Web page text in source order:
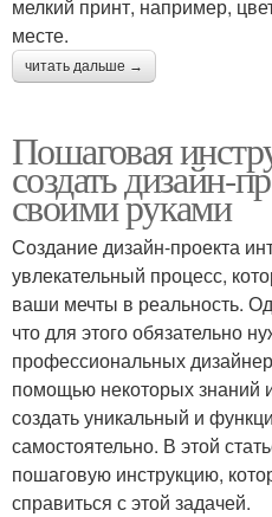
мелкий принт, например,
месте.
читать дальше →
Пошаговая
создать дизайн-
своими руками
Создание дизайн-проекта
увлекательный процесс,
ваши мечты в реальность.
что для этого обязательно
профессиональных
помощью некоторых знаний
создать уникальный и
самостоятельно. В этой
пошаговую инструкцию,
справиться с этой задачей.